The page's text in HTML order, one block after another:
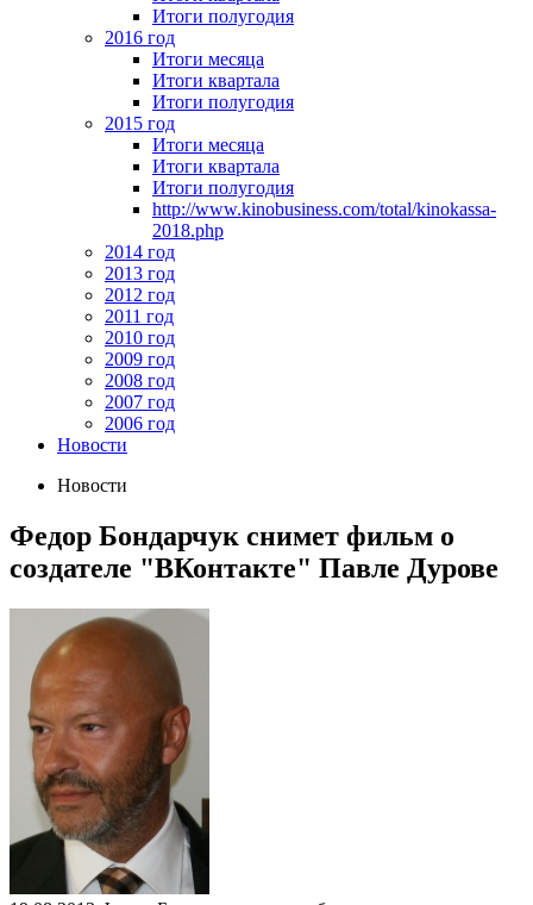
Итоги полугодия
2016 год
Итоги месяца
Итоги квартала
Итоги полугодия
2015 год
Итоги месяца
Итоги квартала
Итоги полугодия
http://www.kinobusiness.com/total/kinokassa-
2018.php
2014 год
2013 год
2012 год
2011 год
2010 год
2009 год
2008 год
2007 год
2006 год
Новости
Новости
Федор Бондарчук снимет фильм о
создателе "ВКонтакте" Павле Дурове